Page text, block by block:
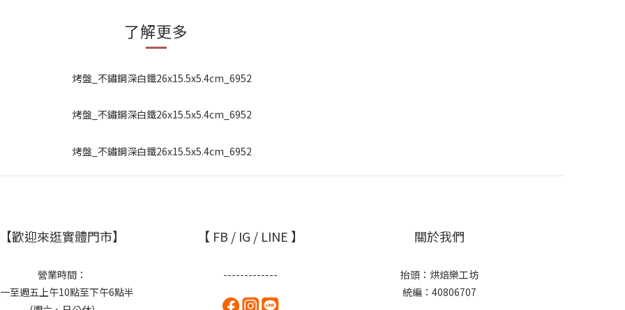
了解更多
歡迎來逛實體門市】
營業時間：
至週五上午10點至下午6點半
【 FB / IG / LINE 】
-------------
關於我們
抬頭：烘焙樂工坊
統編：40806707